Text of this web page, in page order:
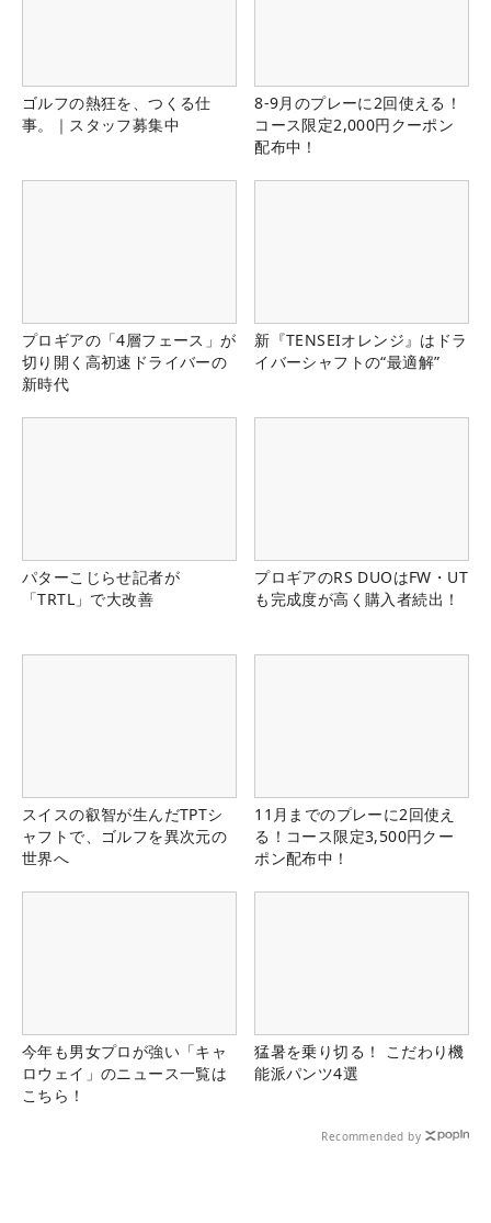
ゴルフの熱狂を、つくる仕
事。｜スタッフ募集中
8-9月のプレーに2回使える！
コース限定2,000円クーポン
配布中！
プロギアの「4層フェース」が
切り開く高初速ドライバーの
新時代
新『TENSEIオレンジ』はドラ
イバーシャフトの“最適解”
パターこじらせ記者が
「TRTL」で大改善
プロギアのRS DUOはFW・UT
も完成度が高く購入者続出！
スイスの叡智が生んだTPTシ
ャフトで、ゴルフを異次元の
世界へ
11月までのプレーに2回使え
る！コース限定3,500円クー
ポン配布中！
今年も男女プロが強い「キャ
ロウェイ」のニュース一覧は
こちら！
猛暑を乗り切る！ こだわり機
能派パンツ4選
Recommended by